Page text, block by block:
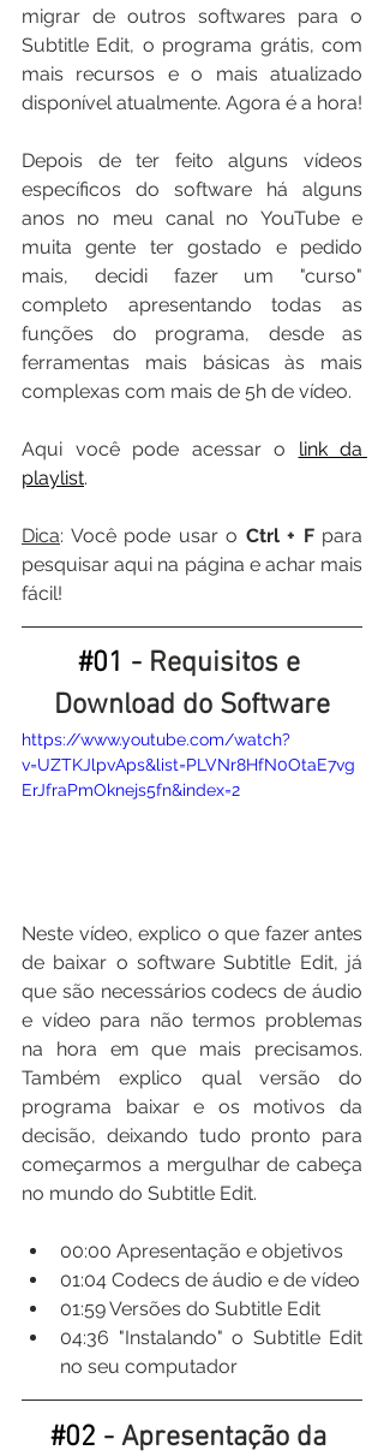
migrar de outros softwares para o
Subtitle Edit, o programa grátis, com
mais recursos e o mais atualizado
disponível atualmente. Agora é a hora!
Depois de ter feito alguns vídeos
específicos do software há alguns
anos no meu canal no YouTube e
muita gente ter gostado e pedido
mais, decidi fazer um "curso"
completo apresentando todas as
funções do programa, desde as
ferramentas mais básicas às mais
complexas com mais de 5h de vídeo.
Aqui você pode acessar o link da
playlist.
Dica: Você pode usar o Ctrl + F para
pesquisar aqui na página e achar mais
fácil!
#01 - Requisitos e
Download do Software
https://www.youtube.com/watch?
v=UZTKJlpvAps&list=PLVNr8HfN0OtaE7vg
ErJfraPmOknejs5fn&index=2
Neste vídeo, explico o que fazer antes
de baixar o software Subtitle Edit, já
que são necessários codecs de áudio
e vídeo para não termos problemas
na hora em que mais precisamos.
Também explico qual versão do
programa baixar e os motivos da
decisão, deixando tudo pronto para
começarmos a mergulhar de cabeça
no mundo do Subtitle Edit.
00:00​ Apresentação e objetivos
01:04​ Codecs de áudio e de vídeo
01:59​ Versões do Subtitle Edit
04:36​ "Instalando" o Subtitle Edit
no seu computador
#02 - Apresentação da